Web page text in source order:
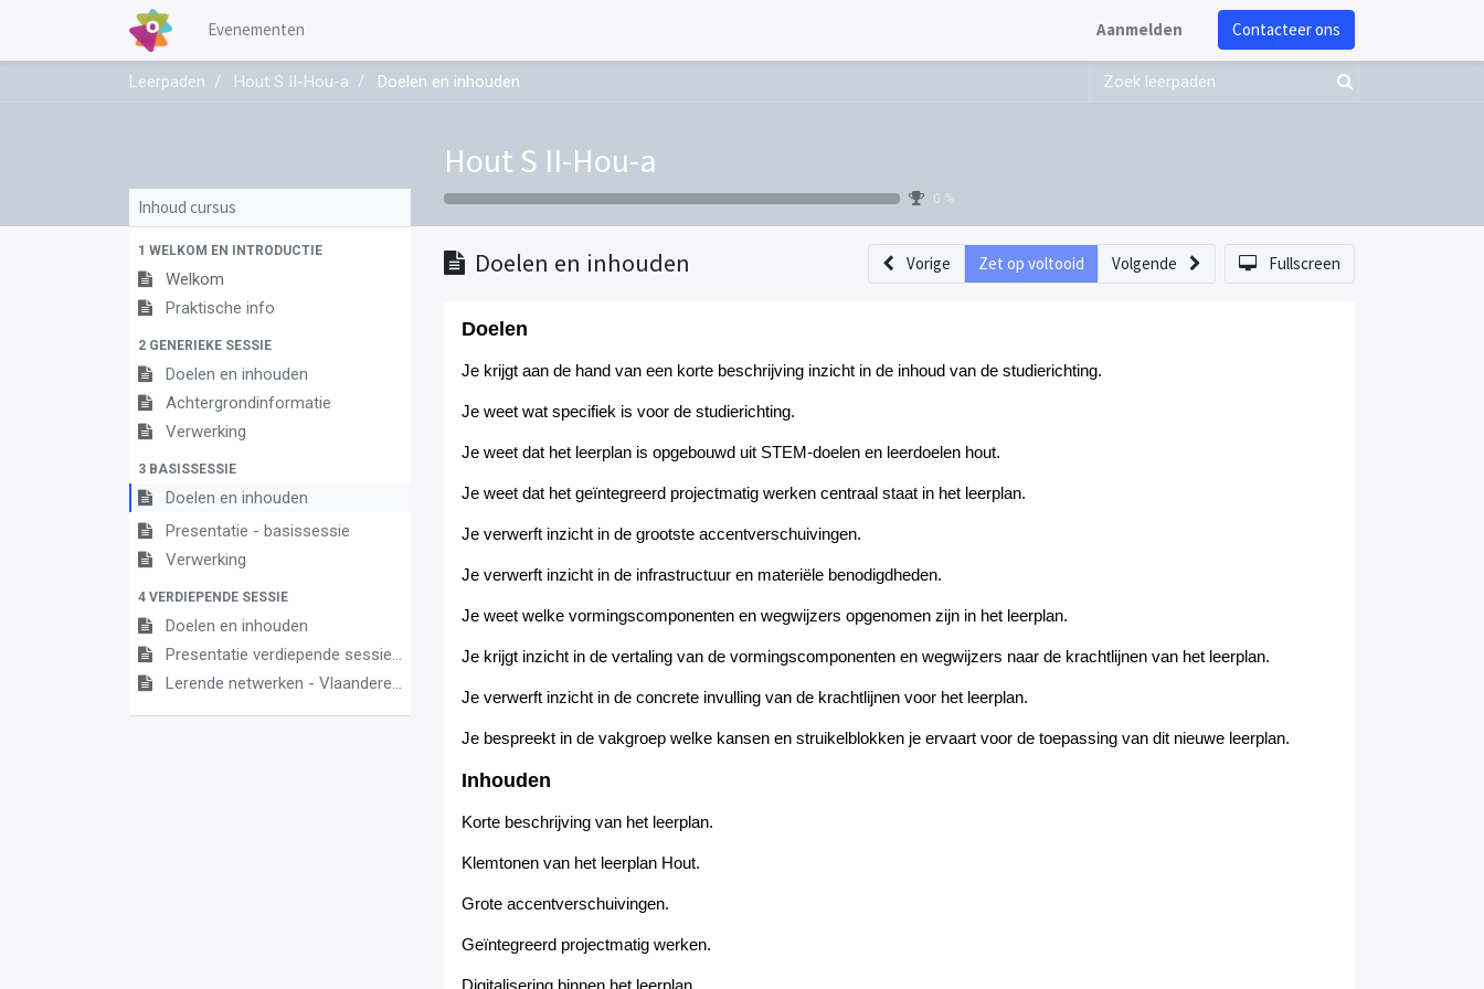
Evenementen Aanmelden Contacteer ons
Leerpaden Hout S II-Hou-a Doelen en inhouden
Hout S II-Hou-a
0 %
Inhoud cursus
1 WELKOM EN INTRODUCTIE
Welkom
Praktische info
2 GENERIEKE SESSIE
Doelen en inhouden
Achtergrondinformatie
Verwerking
3 BASISSESSIE
Doelen en inhouden
Presentatie - basissessie
Verwerking
4 VERDIEPENDE SESSIE
Doelen en inhouden
Presentatie verdiepende sessie (vergeet jou niet aan te melden)
Lerende netwerken - Vlaanderenbreed
Doelen en inhouden Vorige Zet op voltooid Volgende Fullscreen
Doelen
Je krijgt aan de hand van een korte beschrijving inzicht in de inhoud van de studierichting.
Je weet wat specifiek is voor de studierichting.
Je weet dat het leerplan is opgebouwd uit STEM-doelen en leerdoelen hout.
Je weet dat het geïntegreerd projectmatig werken centraal staat in het leerplan.
Je verwerft inzicht in de grootste accentverschuivingen.
Je verwerft inzicht in de infrastructuur en materiële benodigdheden.
Je weet welke vormingscomponenten en wegwijzers opgenomen zijn in het leerplan.
Je krijgt inzicht in de vertaling van de vormingscomponenten en wegwijzers naar de krachtlijnen van het leerplan.
Je verwerft inzicht in de concrete invulling van de krachtlijnen voor het leerplan.
Je bespreekt in de vakgroep welke kansen en struikelblokken je ervaart voor de toepassing van dit nieuwe leerplan.
Inhouden
Korte beschrijving van het leerplan.
Klemtonen van het leerplan Hout.
Grote accentverschuivingen.
Geïntegreerd projectmatig werken.
Digitalisering binnen het leerplan.